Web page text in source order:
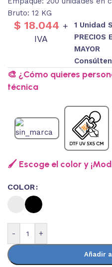
Bruto: 12 KG
$ 18.044 +
IVA
1 Unidad
PRECIOS
MAYOR
🎨 ¿Cómo quieres
técnica
🖌️ Escoge el color y
COLOR
- +
Añadir